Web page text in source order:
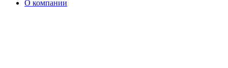
О компании